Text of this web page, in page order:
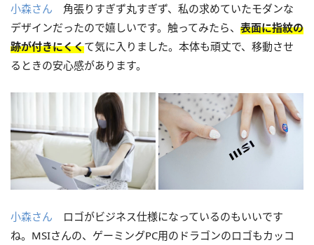
小森さん
角張りすぎず丸すぎず、私の求めていたモダンな
デザインだったので嬉しいです。触ってみたら、 表面に指紋の
跡が付きにくくて気に入りました。本体も頑丈で、移動させ
るときの安心感があります。
小森さん
ロゴがビジネス仕様になっているのもいいです
ね。MSIさんの、ゲーミングPC用のドラゴンのロゴもカッコ